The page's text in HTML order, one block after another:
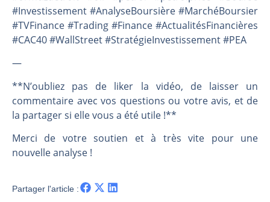
#Investissement #AnalyseBoursière #MarchéBoursier
#TVFinance #Trading #Finance #ActualitésFinancières
#CAC40 #WallStreet #StratégieInvestissement #PEA
—
**N’oubliez pas de liker la vidéo, de laisser un
commentaire avec vos questions ou votre avis, et de
la partager si elle vous a été utile !**
Merci de votre soutien et à très vite pour une
nouvelle analyse !
Partager l'article :